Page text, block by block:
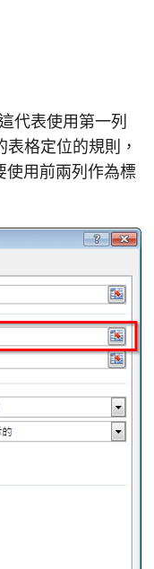
代表使用第一列
格定位的規則，
使用前兩列作為標